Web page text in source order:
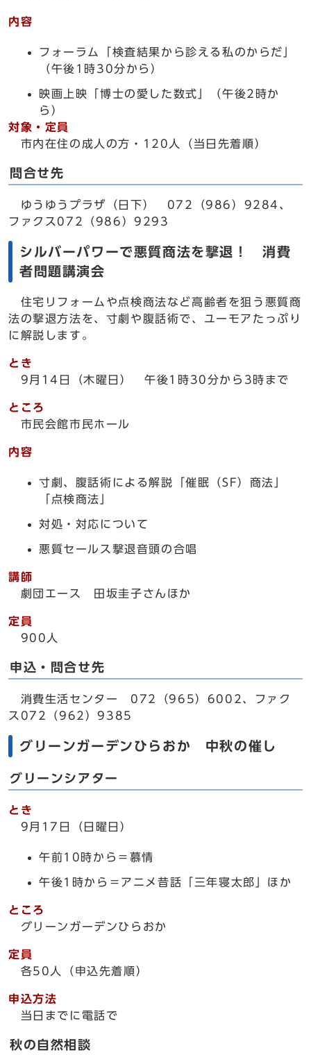
内容
フォーラム「検査結果から診える私のからだ」
（午後1時30分から）
映画上映「博士の愛した数式」（午後2時か
ら）
対象・定員
市内在住の成人の方・120人（当日先着順）
問合せ先
ゆうゆうプラザ（日下） 072（986）9284、
ファクス072（986）9293
シルバーパワーで悪質商法を撃退！ 消費
者問題講演会
住宅リフォームや点検商法など高齢者を狙う悪質商
法の撃退方法を、寸劇や腹話術で、ユーモアたっぷり
に解説します。
とき
9月14日（木曜日） 午後1時30分から3時まで
ところ
市民会館市民ホール
内容
寸劇、腹話術による解説「催眠（SF）商法」
「点検商法」
対処・対応について
悪質セールス撃退音頭の合唱
講師
劇団エース 田坂圭子さんほか
定員
900人
申込・問合せ先
消費生活センター 072（965）6002、ファク
ス072（962）9385
グリーンガーデンひらおか 中秋の催し
グリーンシアター
とき
9月17日（日曜日）
午前10時から＝慕情
午後1時から＝アニメ昔話「三年寝太郎」ほか
ところ
グリーンガーデンひらおか
定員
各50人（申込先着順）
申込方法
当日までに電話で
秋の自然相談